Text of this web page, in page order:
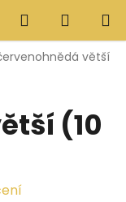
Hledat
KOŠÍK
větší
(10